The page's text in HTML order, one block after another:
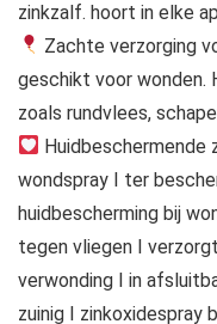
zinkzalf. hoort in elke
Zachte verzorging
geschikt voor wonden.
zoals rundvlees,
Huidbeschermende
wondspray I ter
huidbescherming bij
tegen vliegen I
verwonding I in
zuinig I